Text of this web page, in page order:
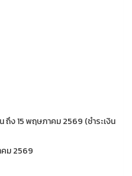
ถึง 15 พฤษภาคม 2569 (ชำระเงิน
ม 2569